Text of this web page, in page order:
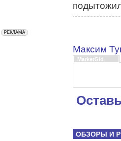
Максим
MarketGid
ОБЗОРЫ И